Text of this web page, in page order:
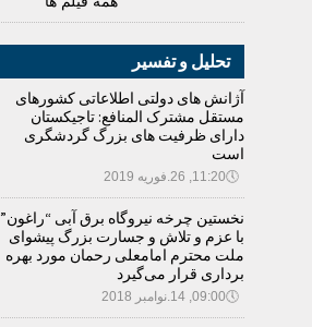
تحلیل و تفسیر
آژانش های دولتی اطلاعاتی کشورهای
مستقل مشترک المنافع: تاجیکستان
دارای ظرفیت های بزرگ گردشگری
است
🕔11:20, 26.فوریه 2019
نخستین چرخه نیروگاه برق آبی “راغون”
با عزم و تلاش و جسارت بزرگ پیشوای
ملت محترم امامعلی رحمان مورد بهره
برداری قرار می‌گیرد
🕔09:00, 14.نوامبر 2018